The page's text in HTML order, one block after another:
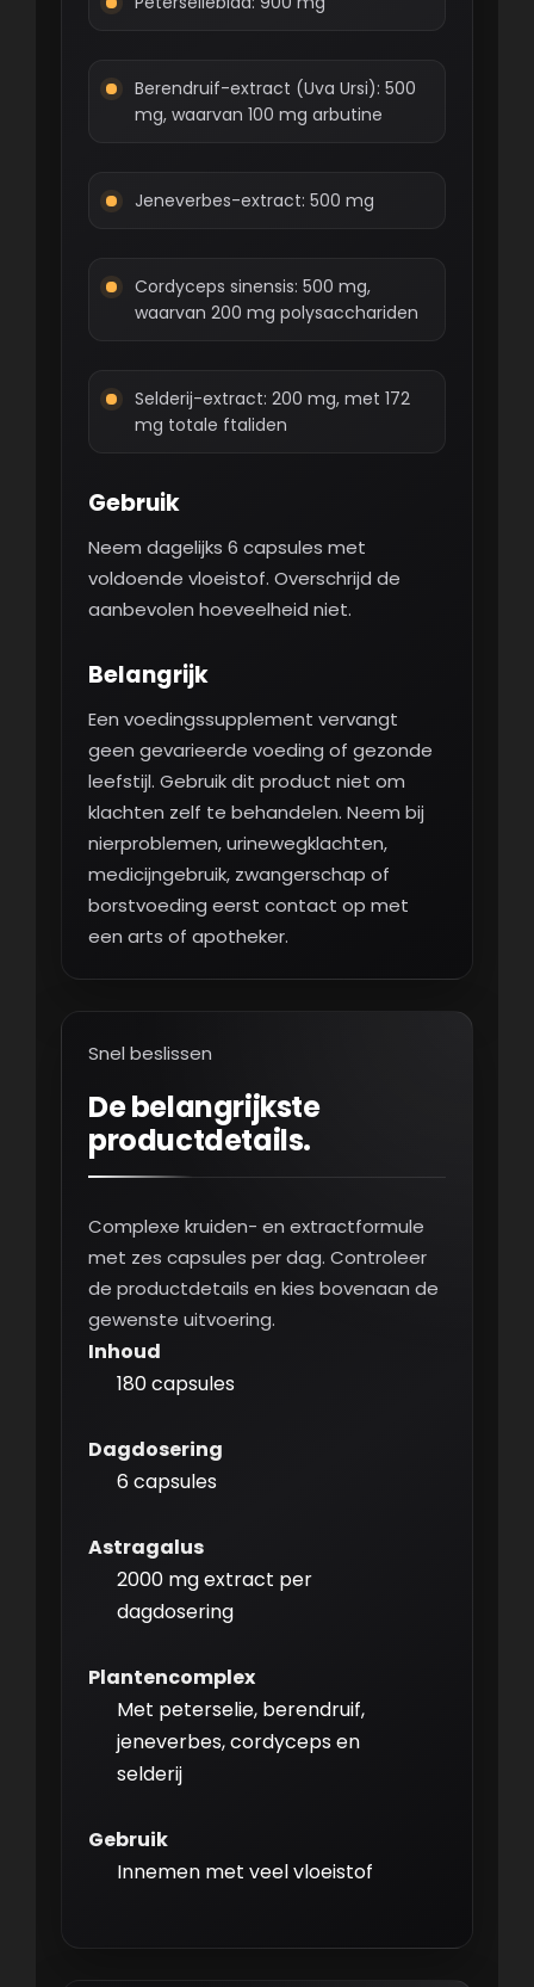
Berendruif-extract (Uva Ursi): 500
mg, waarvan 100 mg arbutine
Jeneverbes-extract: 500 mg
Cordyceps sinensis: 500 mg,
waarvan 200 mg polysacchariden
Selderij-extract: 200 mg, met 172
mg totale ftaliden
Gebruik
Neem dagelijks 6 capsules met
voldoende vloeistof. Overschrijd de
aanbevolen hoeveelheid niet.
Belangrijk
Een voedingssupplement vervangt
geen gevarieerde voeding of gezonde
leefstijl. Gebruik dit product niet om
klachten zelf te behandelen. Neem bij
nierproblemen, urinewegklachten,
medicijngebruik, zwangerschap of
borstvoeding eerst contact op met
een arts of apotheker.
Snel beslissen
De belangrijkste
productdetails.
Complexe kruiden- en extractformule
met zes capsules per dag. Controleer
de productdetails en kies bovenaan de
gewenste uitvoering.
Inhoud
180 capsules
Dagdosering
6 capsules
Astragalus
2000 mg extract per
dagdosering
Plantencomplex
Met peterselie, berendruif,
jeneverbes, cordyceps en
selderij
Gebruik
Innemen met veel vloeistof